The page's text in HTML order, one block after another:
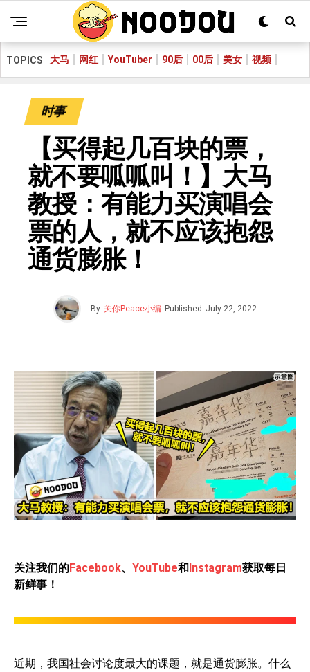
TOPICS 大马 网红 YouTuber 90后 00后 美女 视频
时事
【买得起几百块的票，
就不要呱呱叫！】大马
教授：有能力买演唱会
票的人，就不应该抱怨
通货膨胀！
By 关你Peace小编 Published July 22, 2022
关注我们的Facebook、 YouTube和Instagram获取每日
新鲜事！
近期，我国社会讨论度最大的课题，就是通货膨胀。什么